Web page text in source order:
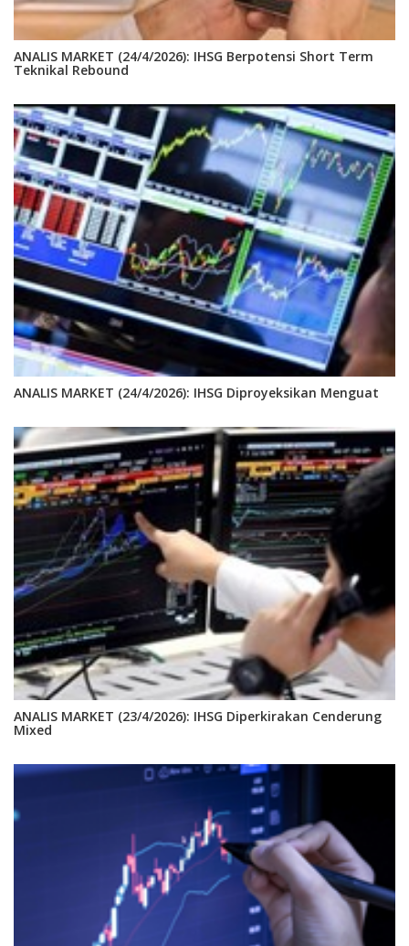
ANALIS MARKET (24/4/2026): IHSG Berpotensi Short Term
Teknikal Rebound
ANALIS MARKET (24/4/2026): IHSG Diproyeksikan Menguat
ANALIS MARKET (23/4/2026): IHSG Diperkirakan Cenderung
Mixed